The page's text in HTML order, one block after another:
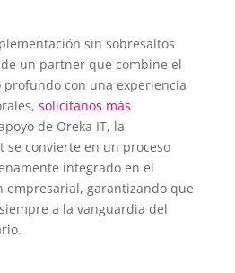
sin sobresaltos
un partner que combine el
con una experiencia
solicítanos más
de Oreka IT, la
se convierte en un proceso
integrado en el
empresarial, garantizando que
a la vanguardia del